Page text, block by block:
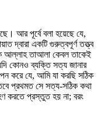
আর পূর্বে বলা হয়েছে যে,
দ্বারা একটি গুরুত্বপূর্ণ তত্ত্ব
আল্লাহ তাআলা কেবল তাকেই
কোনও ব্যক্তি সত্য জানার
করে যে, আমি যা করছি সঠিক
প্রথমত সে সত্য-সঠিক কথা
করতে প্রস্তুত হয় না; বরং